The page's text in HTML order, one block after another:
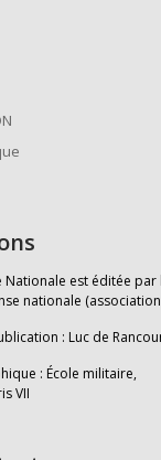
Nationale est éditée par
nationale
: Luc de
: École militaire,
VII